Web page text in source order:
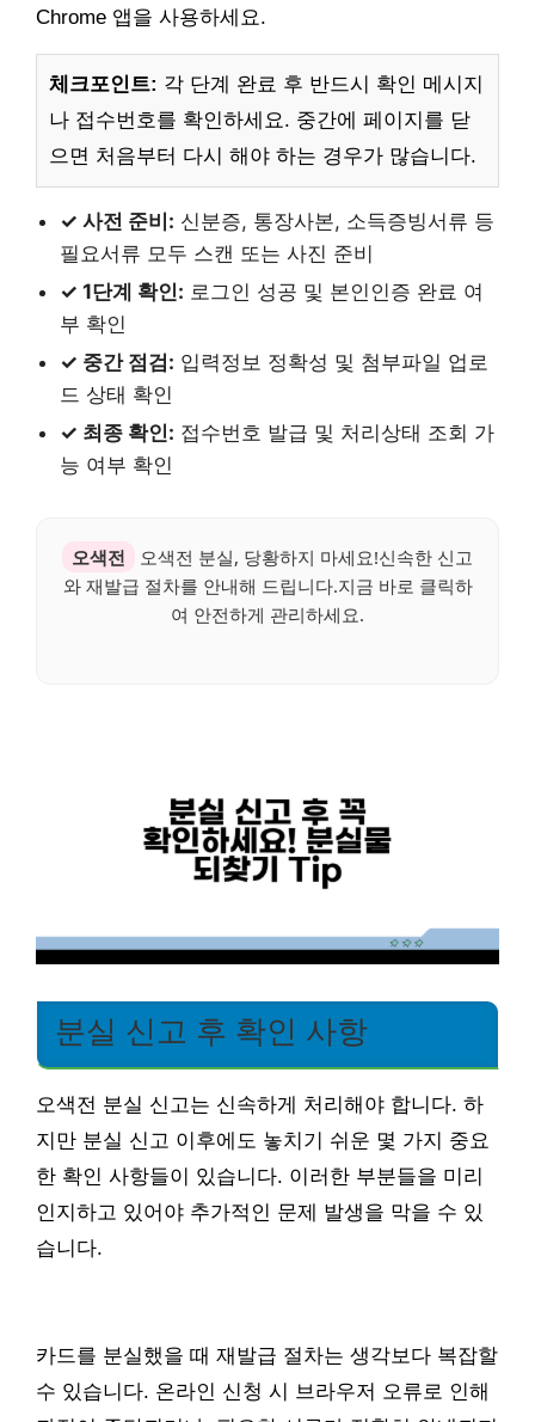
Chrome 앱을 사용하세요.
체크포인트: 각 단계 완료 후 반드시 확인 메시지
나 접수번호를 확인하세요. 중간에 페이지를 닫
으면 처음부터 다시 해야 하는 경우가 많습니다.
✓ 사전 준비: 신분증, 통장사본, 소득증빙서류 등
필요서류 모두 스캔 또는 사진 준비
✓ 1단계 확인: 로그인 성공 및 본인인증 완료 여
부 확인
✓ 중간 점검: 입력정보 정확성 및 첨부파일 업로
드 상태 확인
✓ 최종 확인: 접수번호 발급 및 처리상태 조회 가
능 여부 확인
오색전
오색전 분실, 당황하지 마세요!신속한 신고
와 재발급 절차를 안내해 드립니다.지금 바로 클릭하
여 안전하게 관리하세요.
분실 신고 후 확인 사항
오색전 분실 신고는 신속하게 처리해야 합니다. 하
지만 분실 신고 이후에도 놓치기 쉬운 몇 가지 중요
한 확인 사항들이 있습니다. 이러한 부분들을 미리
인지하고 있어야 추가적인 문제 발생을 막을 수 있
습니다.
카드를 분실했을 때 재발급 절차는 생각보다 복잡할
수 있습니다. 온라인 신청 시 브라우저 오류로 인해